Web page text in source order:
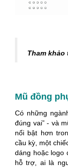
Tham khảo
Mũ đồng
Có những
đúng vai” - và
nổi bật hơn
cầu kỳ, một
dáng hoặc logo
hỗ trợ, ai là